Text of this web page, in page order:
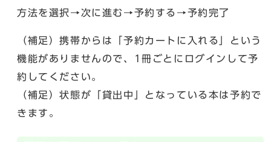
方法を選択→次に進む→予約する→予約完了
（補足）携帯からは「予約カートに入れる」という
機能がありませんので、1冊ごとにログインして予
約してください。
（補足）状態が「貸出中」となっている本は予約で
きます。